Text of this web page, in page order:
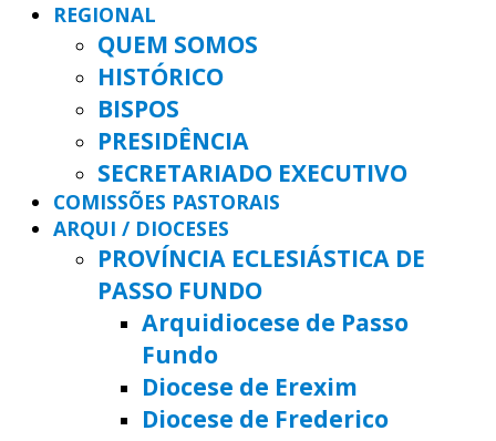
REGIONAL
QUEM SOMOS
HISTÓRICO
BISPOS
PRESIDÊNCIA
SECRETARIADO EXECUTIVO
COMISSÕES PASTORAIS
ARQUI / DIOCESES
PROVÍNCIA ECLESIÁSTICA DE
PASSO FUNDO
Arquidiocese de Passo
Fundo
Diocese de Erexim
Diocese de Frederico